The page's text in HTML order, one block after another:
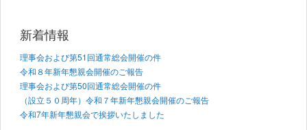
新着情報
理事会および第51回通常総会開催の件
令和８年新年懇親会開催のご報告
理事会および第50回通常総会開催の件
（設立５０周年）令和７年新年懇親会開催のご報告
令和7年新年懇親会で挨拶いたしました